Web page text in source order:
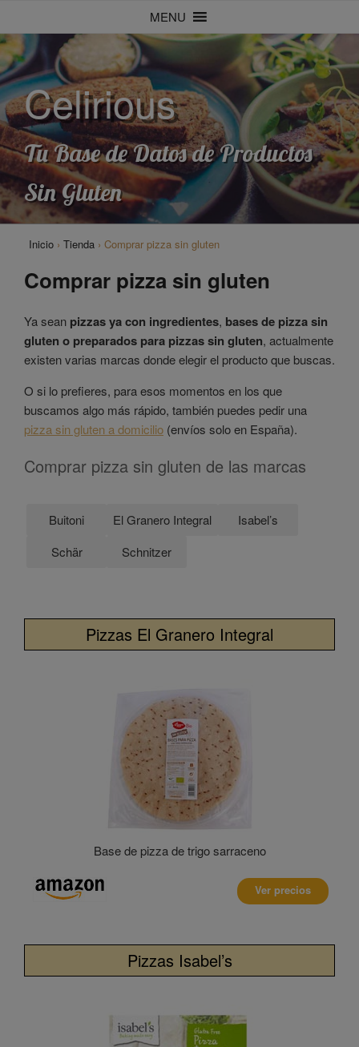
contenido
MENU
Celirious
Tu Base de Datos de Productos
Sin Gluten
Inicio › Tienda › Comprar pizza sin gluten
Comprar pizza sin gluten
Ya sean pizzas ya con ingredientes, bases de pizza sin
gluten o preparados para pizzas sin gluten, actualmente
existen varias marcas donde elegir el producto que buscas.
O si lo prefieres, para esos momentos en los que
buscamos algo más rápido, también puedes pedir una
pizza sin gluten a domicilio (envíos solo en España).
Comprar pizza sin gluten de las marcas
Buitoni El Granero Integral
Isabel’s
Schär
Schnitzer
Pizzas El Granero Integral
Base de pizza de trigo sarraceno
Ver precios
Pizzas Isabel’s